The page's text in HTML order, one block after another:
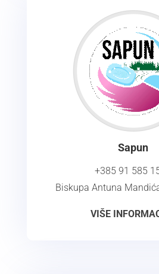
Sapun
+385 91 585
Biskupa Antuna
VIŠE